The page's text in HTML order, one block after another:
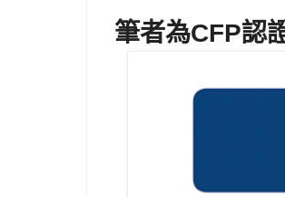
筆者為CFP認